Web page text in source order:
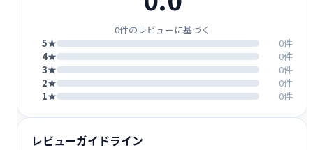
0件のレビューに基づく
5★
0件
4★
0件
3★
0件
2★
0件
1★
0件
レビューガイドライン